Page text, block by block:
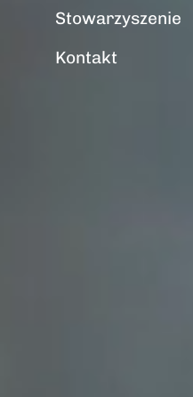
Stowarzyszenie
Kontakt